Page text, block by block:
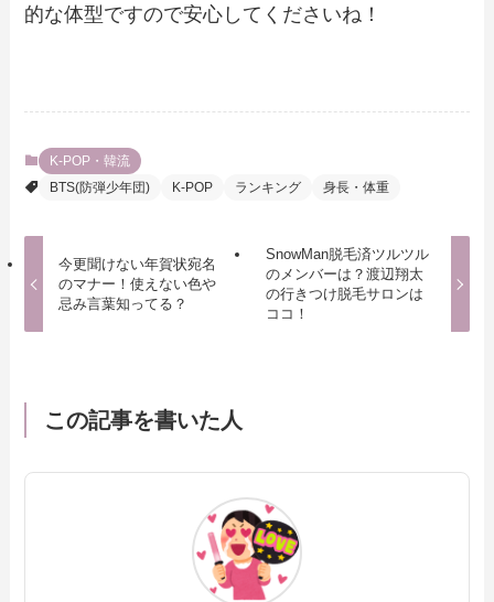
的な体型ですので安心してくださいね！
K-POP・韓流
BTS(防弾少年団)
K-POP ランキング 身長・体重
今更聞けない年賀状宛名
のマナー！使えない色や
忌み言葉知ってる？
SnowMan脱毛済ツルツル
のメンバーは？渡辺翔太
の行きつけ脱毛サロンは
ココ！
この記事を書いた人